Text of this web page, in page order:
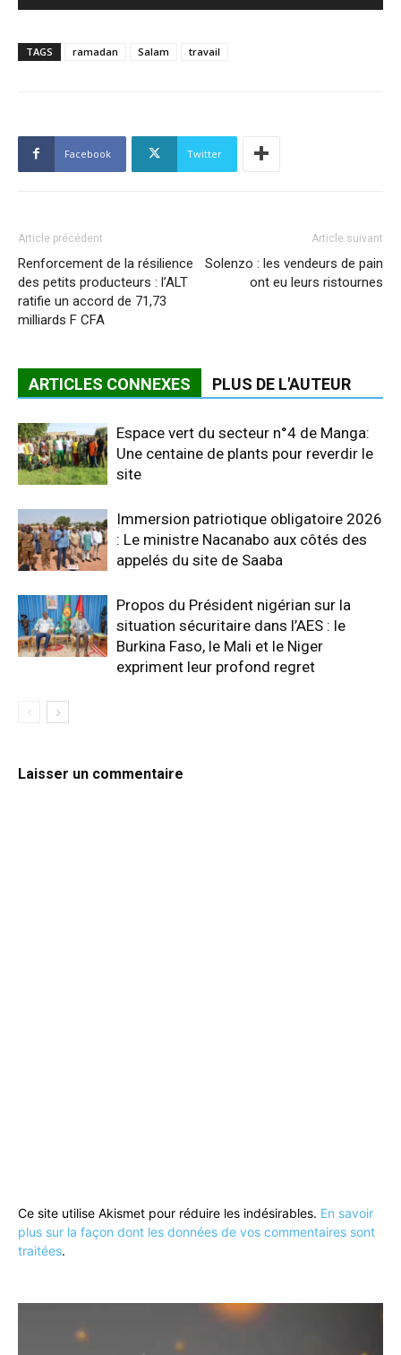
TAGS ramadan Salam travail
Facebook Twitter
Article précédent
Renforcement de la résilience
des petits producteurs : l’ALT
ratifie un accord de 71,73
milliards F CFA
Article suivant
Solenzo : les vendeurs de pain
ont eu leurs ristournes
ARTICLES CONNEXES PLUS DE L'AUTEUR
Espace vert du secteur n°4 de Manga:
Une centaine de plants pour reverdir le
site
Immersion patriotique obligatoire 2026
: Le ministre Nacanabo aux côtés des
appelés du site de Saaba
Propos du Président nigérian sur la
situation sécuritaire dans l’AES : le
Burkina Faso, le Mali et le Niger
expriment leur profond regret
Laisser un commentaire
Ce site utilise Akismet pour réduire les indésirables. En savoir
plus sur la façon dont les données de vos commentaires sont
traitées.